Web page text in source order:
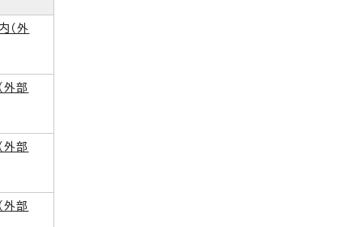
（外
（外部
（外部
（外部